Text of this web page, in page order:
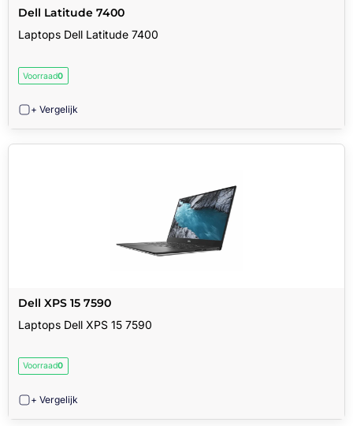
Dell Latitude 7400
Laptops Dell Latitude 7400
Voorraad0
+ Vergelijk
Dell XPS 15 7590
Laptops Dell XPS 15 7590
Voorraad0
+ Vergelijk